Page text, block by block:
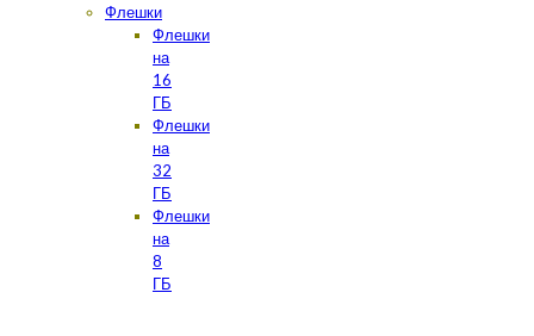
Флешки
Флешки
на
16
ГБ
Флешки
на
32
ГБ
Флешки
на
8
ГБ